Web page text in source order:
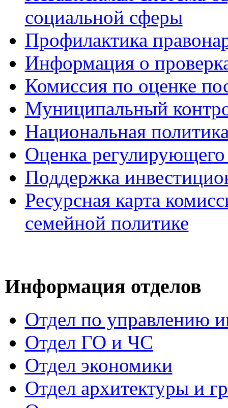
социальной сферы
Профилактика
Информация о
Комиссия по оценке
Муниципальный
Национальная
Оценка регулирующего
Поддержка
Ресурсная карта
семейной политике
Информация отделов
Отдел по управлению
Отдел ГО и ЧС
Отдел экономики
Отдел архитектуры и